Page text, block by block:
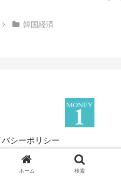
韓国経済
バシーポリシー
© 2013-2026 『Money1』
ホーム 検索